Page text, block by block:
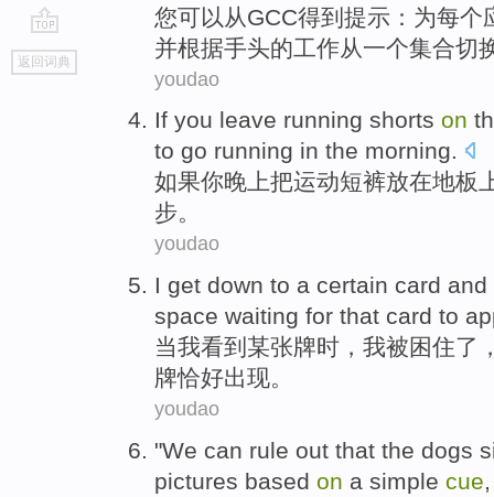
go
top
返回词典
您可以 从GCC得到提示 ：为每个
并根据手头的工作从一个集合切
youdao
If you leave running shorts on
to go running in the morning.
如果你晚上把运动短裤放在地板
步。
youdao
I get down to a certain card
space waiting for that card to
当我看到 某张牌时，我被困住了
牌恰好出现。
youdao
"We can rule out that the dogs
pictures based on a simple cue